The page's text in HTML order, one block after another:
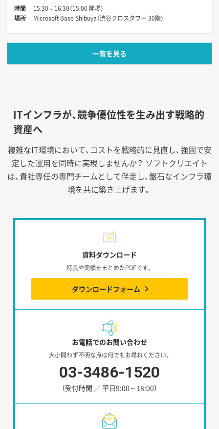
時間
15:30～16:30（15:00 開場）
場所
Microsoft Base Shibuya（渋谷クロスタワー 30階）
一覧を見る
ITインフラが、競争優位性を生み出す戦略的
資産へ
複雑なIT環境において、コストを戦略的に見直し、強固で安
定した運用を同時に実現しませんか？ ソフトクリエイト
は、貴社専任の専門チームとして伴走し、盤石なインフラ環
境を共に築き上げます。
資料ダウンロード
特長や実績をまとめたPDFです。
ダウンロードフォーム
お電話でのお問い合わせ
大小問わず不明な点は何でもお尋ねください。
03-3486-1520
（受付時間 ／ 平日9:00～18:00）